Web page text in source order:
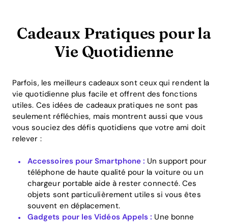
Cadeaux Pratiques pour la
Vie Quotidienne
Parfois, les meilleurs cadeaux sont ceux qui rendent la
vie quotidienne plus facile et offrent des fonctions
utiles. Ces idées de cadeaux pratiques ne sont pas
seulement réfléchies, mais montrent aussi que vous
vous souciez des défis quotidiens que votre ami doit
relever :
Accessoires pour Smartphone : Un support pour
téléphone de haute qualité pour la voiture ou un
chargeur portable aide à rester connecté. Ces
objets sont particulièrement utiles si vous êtes
souvent en déplacement.
Gadgets pour les Vidéos Appels : Une bonne